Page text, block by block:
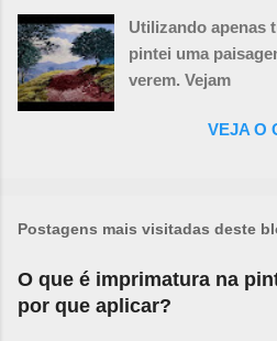
Utilizando apenas
pintei uma
verem. Vejam
VEJA O
Postagens mais visitadas deste
O que é imprimatura na
por que aplicar?